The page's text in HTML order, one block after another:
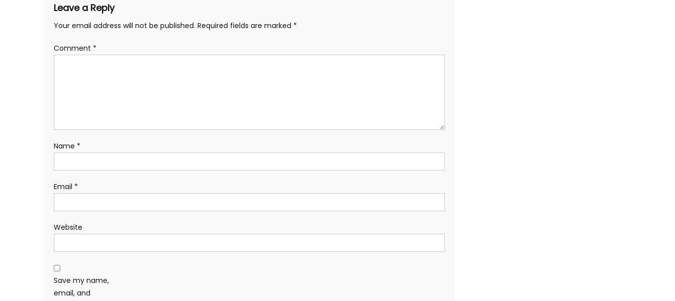
Leave a Reply
Your email address will not be published. Required fields are marked *
Comment *
Name *
Email *
Website
Save my name,
email, and